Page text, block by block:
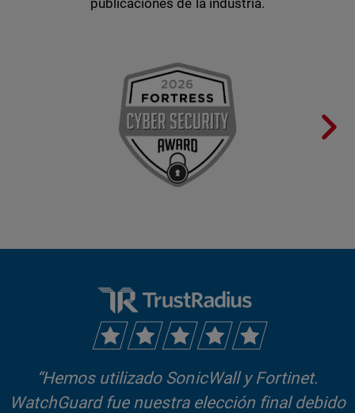
“Hemos utilizado SonicWall y Fortinet.
WatchGuard fue nuestra elección final debido